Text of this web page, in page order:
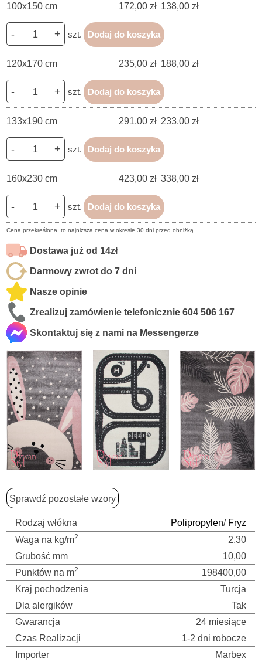
100x150 cm 172,00 zł 138,00 zł
- + szt. Dodaj do koszyka
120x170 cm 235,00 zł 188,00 zł
- + szt. Dodaj do koszyka
133x190 cm 291,00 zł 233,00 zł
- + szt. Dodaj do koszyka
160x230 cm 423,00 zł 338,00 zł
- + szt. Dodaj do koszyka
Cena przekreślona, to najniższa cena w okresie 30 dni przed obniżką.
Dostawa już od 14zł
Darmowy zwrot do 7 dni
Nasze opinie
Zrealizuj zamówienie telefonicznie604 506 167
Skontaktuj się z nami na Messengerze
Sprawdź pozostałe wzory
Rodzaj włókna Polipropylen/ Fryz
Waga na kg/m2
2,30
Grubość mm
10,00
Punktów na m2
198400,00
Kraj pochodzenia
Turcja
Dla alergików
Tak
Gwarancja
24 miesiące
Czas Realizacji
1-2 dni robocze
Importer
Marbex